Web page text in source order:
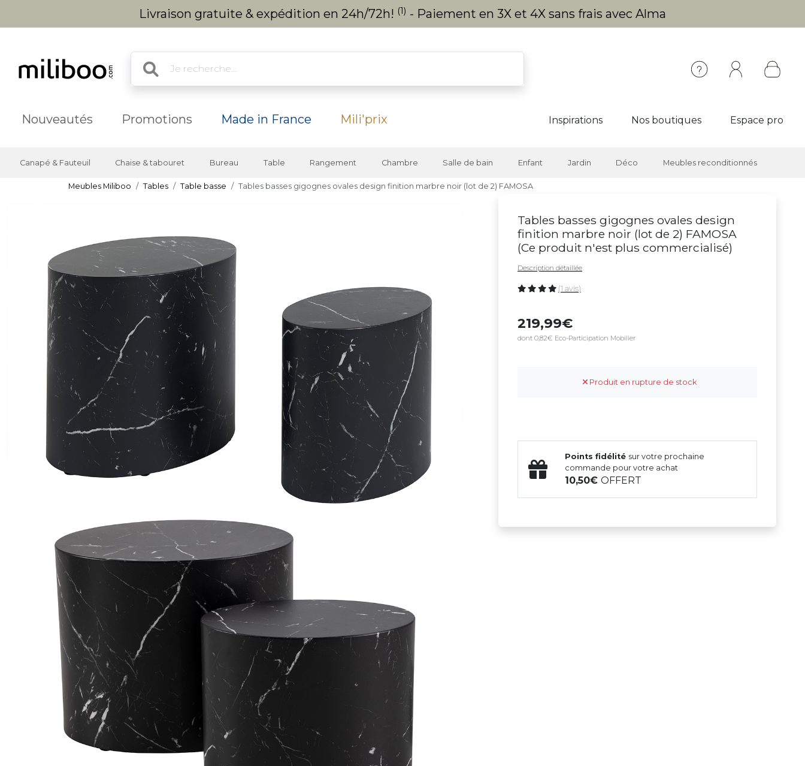
Livraison gratuite & expédition en 24h/72h! (1) - Paiement en 3X et 4X sans frais avec Alma
Nouveautés Promotions Made in France Mili'prix Inspirations Nos boutiques Espace pro
Canapé & Fauteuil Chaise & tabouret Bureau Table Rangement Chambre Salle de bain Enfant Jardin Déco Meubles reconditionnés
Meubles Miliboo Tables Table basse Tables basses gigognes ovales design finition marbre noir (lot de 2) FAMOSA
Tables basses gigognes ovales design
finition marbre noir (lot de 2) FAMOSA
(Ce produit n'est plus commercialisé)
Description détaillée
(1 avis)
219,99
dont 0,82€ Eco-Participation Mobilier
Produit en rupture de stock
Points fidélité sur votre prochaine
commande pour votre achat
10,50OFFERT